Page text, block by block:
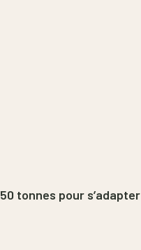
tonnes pour s’adapter